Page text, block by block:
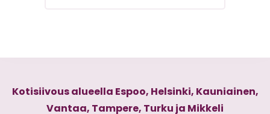
Kotisiivous alueella Espoo, Helsinki, Kauniainen,
Vantaa, Tampere, Turku ja Mikkeli